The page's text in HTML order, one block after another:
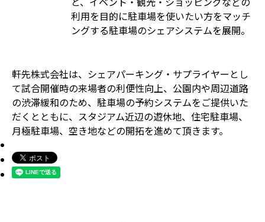
利用を目的に駐車場を使いたい方をマッチ
ングする駐車場のシェアシステムを展開。
軒先株式会社は、シェアパーキング・サプライヤーとし
て試合開催時の来場者の利便性向上、公園内や周辺道路
の渋滞緩和のため、駐車場の予約システムをご提供いた
だくとともに、スタジアム近辺の遊休地、住宅駐車場、
月極駐車場、空き地などの開拓を進めて頂きます。